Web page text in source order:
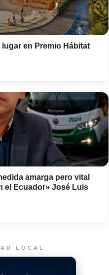
en Premio Hábitat
amarga pero vital
el Ecuador» José Luis
LOCAL